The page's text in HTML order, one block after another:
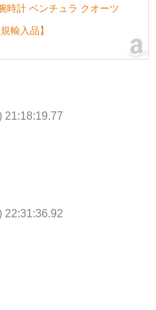
時計 ベンチュラ クオーツ
輸入品】
21:18:19.77
22:31:36.92